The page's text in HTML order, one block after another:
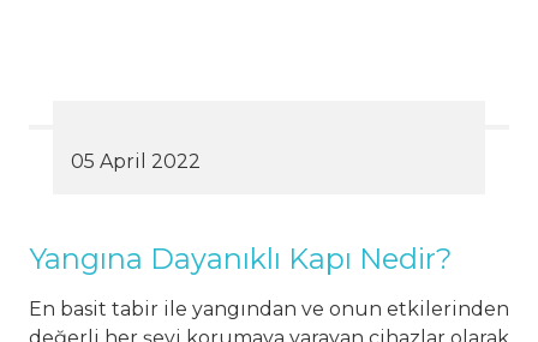
05 April 2022
Yangına Dayanıklı Kapı Nedir?
En basit tabir ile yangından ve onun etkilerinden